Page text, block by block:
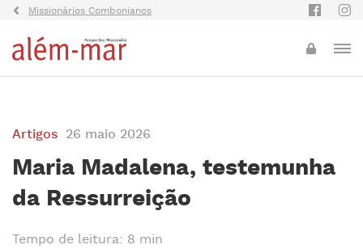
Missionários Combonianos
Artigos 26 maio 2026
Maria Madalena, testemunha
da Ressurreição
Tempo de leitura: 8 min